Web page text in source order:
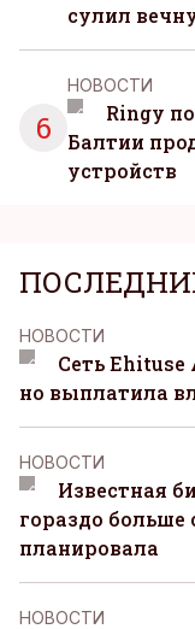
сулил
6
НОВОСТИ
Ringy
Балтии
устройств
НОВОСТИ
Сеть
но выплатила
НОВОСТИ
Известная
гораздо больше
планировала
НОВОСТИ